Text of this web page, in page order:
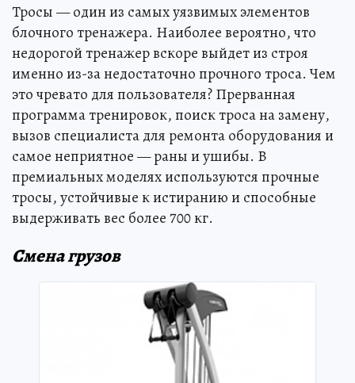
Тросы — один из самых уязвимых элементов
блочного тренажера. Наиболее вероятно, что
недорогой тренажер вскоре выйдет из строя
именно из-за недостаточно прочного троса. Чем
это чревато для пользователя? Прерванная
программа тренировок, поиск троса на замену,
вызов специалиста для ремонта оборудования и
самое неприятное — раны и ушибы. В
премиальных моделях используются прочные
тросы, устойчивые к истиранию и способные
выдерживать вес более 700 кг.
Смена грузов